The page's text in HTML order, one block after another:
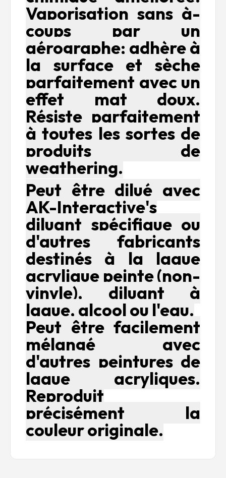
Vaporisation sans à-
coups par un
aérographe; adhère à
la surface et sèche
parfaitement avec un
effet mat doux.
Résiste parfaitement
à toutes les sortes de
produits de
weathering.
Peut être dilué avec
AK-Interactive's
diluant spécifique ou
d'autres fabricants
destinés à la laque
acrylique peinte (non-
vinyle), diluant à
laque, alcool ou l'eau.
Peut être facilement
mélangé avec
d'autres peintures de
laque acryliques.
Reproduit
précisément la
couleur originale.